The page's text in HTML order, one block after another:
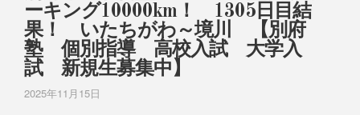
ーキング10000km！ 1305日目結
果！ いたちがわ～境川 【別府
塾 個別指導 高校入試 大学入
試 新規生募集中】
2025年11月15日